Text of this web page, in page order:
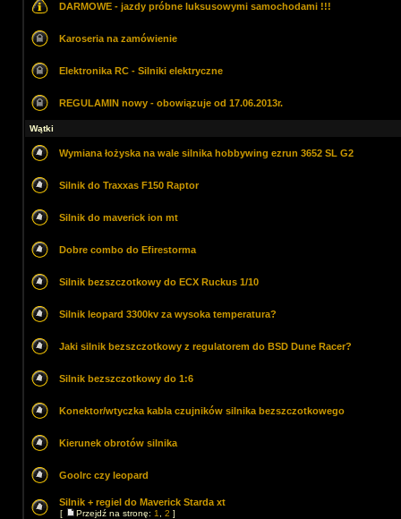
DARMOWE - jazdy próbne luksusowymi samochodami !!!
Karoseria na zamówienie
Elektronika RC - Silniki elektryczne
REGULAMIN nowy - obowiązuje od 17.06.2013r.
Wątki
Wymiana łożyska na wale silnika hobbywing ezrun 3652 SL G2
Silnik do Traxxas F150 Raptor
Silnik do maverick ion mt
Dobre combo do Efirestorma
Silnik bezszczotkowy do ECX Ruckus 1/10
Silnik leopard 3300kv za wysoka temperatura?
Jaki silnik bezszczotkowy z regulatorem do BSD Dune Racer?
Silnik bezszczotkowy do 1:6
Konektor/wtyczka kabla czujników silnika bezszczotkowego
Kierunek obrotów silnika
Goolrc czy leopard
Silnik + regiel do Maverick Starda xt
[ Przejdź na stronę: 1 2 ]